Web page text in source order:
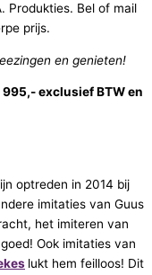
Produkties. Bel of mail
prijs.
en genieten!
exclusief BTW en
optreden in 2014 bij
imitaties van Guus
het imiteren van
Ook imitaties van
lukt hem feilloos! Dit